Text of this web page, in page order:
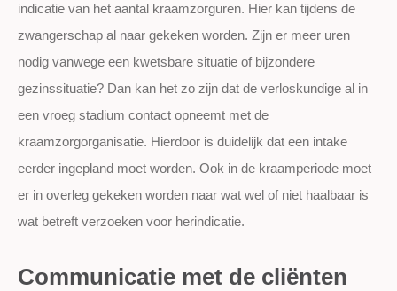
indicatie van het aantal kraamzorguren. Hier kan tijdens de
zwangerschap al naar gekeken worden. Zijn er meer uren
nodig vanwege een kwetsbare situatie of bijzondere
gezinssituatie? Dan kan het zo zijn dat de verloskundige al in
een vroeg stadium contact opneemt met de
kraamzorgorganisatie. Hierdoor is duidelijk dat een intake
eerder ingepland moet worden. Ook in de kraamperiode moet
er in overleg gekeken worden naar wat wel of niet haalbaar is
wat betreft verzoeken voor herindicatie.
Communicatie met de cliënten